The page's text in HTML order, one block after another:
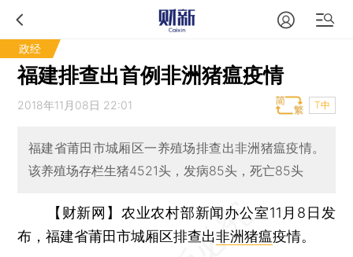
政经
福建排查出首例非洲猪瘟疫情
2018年11月08日 22:01 T中
福建省莆田市城厢区一养殖场排查出非洲猪瘟疫情。
该养殖场存栏生猪4521头，发病85头，死亡85头
【财新网】 农业农村部新闻办公室11月8日发
布，福建省莆田市城厢区排查出非洲猪瘟疫情。